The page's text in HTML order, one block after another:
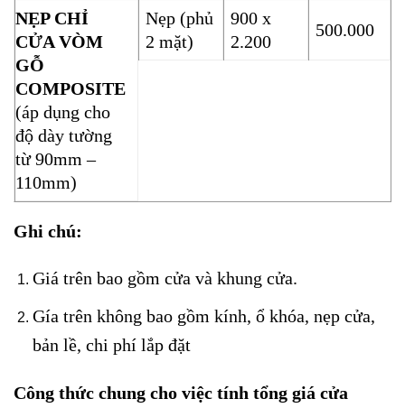
NẸP CHỈ
CỬA VÒM
GỖ
COMPOSITE
(áp dụng cho
độ dày tường
từ 90mm –
110mm)
Nẹp (phủ
2 mặt)
900 x
2.200
500.000
Ghi chú:
Giá trên bao gồm cửa và khung cửa.
Gía trên không bao gồm kính, ổ khóa, nẹp cửa,
bản lề, chi phí lắp đặt
Công thức chung cho việc tính tổng giá cửa